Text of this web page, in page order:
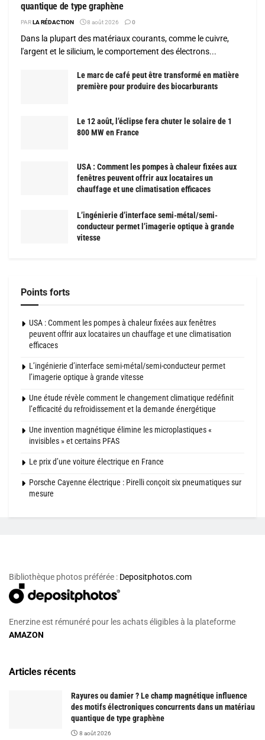
quantique de type graphène
PAR LA RÉDACTION 8 août 2026 0
Dans la plupart des matériaux courants, comme le cuivre,
l'argent et le silicium, le comportement des électrons...
Le marc de café peut être transformé en matière
première pour produire des biocarburants
Le 12 août, l’éclipse fera chuter le solaire de 1
800 MW en France
USA : Comment les pompes à chaleur fixées aux
fenêtres peuvent offrir aux locataires un
chauffage et une climatisation efficaces
L’ingénierie d’interface semi-métal/semi-
conducteur permet l’imagerie optique à grande
vitesse
Points forts
USA : Comment les pompes à chaleur fixées aux fenêtres
peuvent offrir aux locataires un chauffage et une climatisation
efficaces
L’ingénierie d’interface semi-métal/semi-conducteur permet
l’imagerie optique à grande vitesse
Une étude révèle comment le changement climatique redéfinit
l’efficacité du refroidissement et la demande énergétique
Une invention magnétique élimine les microplastiques «
invisibles » et certains PFAS
Le prix d’une voiture électrique en France
Porsche Cayenne électrique : Pirelli conçoit six pneumatiques sur
mesure
Bibliothèque photos préférée : Depositphotos.com
Enerzine est rémunéré pour les achats éligibles à la plateforme
AMAZON
Articles récents
Rayures ou damier ? Le champ magnétique influence
des motifs électroniques concurrents dans un matériau
quantique de type graphène
8 août 2026